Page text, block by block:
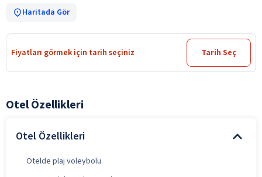
Haritada Gör
Fiyatları görmek için tarih seçiniz Tarih Seç
Otel Özellikleri
Otel Özellikleri
Otelde plaj voleybolu